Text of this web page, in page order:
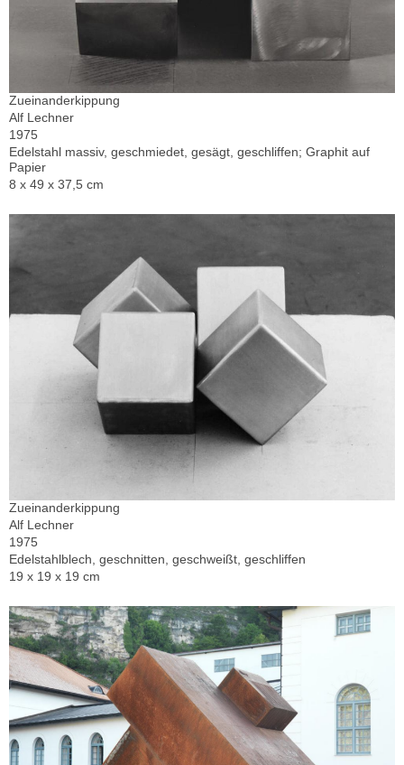
Zueinanderkippung
Alf Lechner
1975
Edelstahl massiv, geschmiedet, gesägt, geschliffen; Graphit auf
Papier
8 x 49 x 37,5 cm
Zueinanderkippung
Alf Lechner
1975
Edelstahlblech, geschnitten, geschweißt, geschliffen
19 x 19 x 19 cm